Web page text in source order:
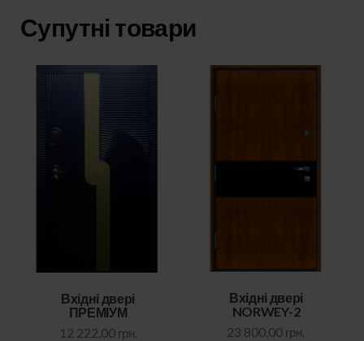
Супутні товари
Вхідні двері
ПРЕМІУМ
12 222,00 грн.
Вхідні двері
NORWEY-2
23 800,00 грн.